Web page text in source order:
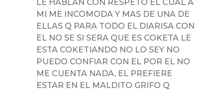
LE HABLAN CON RESPETO EL CUAL A
MI ME INCOMODA Y MAS DE UNA DE
ELLAS Q PARA TODO EL DIARISA CON
EL NO SE SI SERA QUE ES COKETA LE
ESTA COKETIANDO NO LO SEY NO
PUEDO CONFIAR CON EL POR EL NO
ME CUENTA NADA, EL PREFIERE
ESTAR EN EL MALDITO GRIFO Q